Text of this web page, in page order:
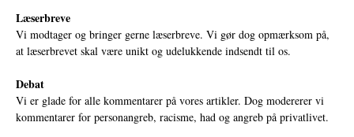
Læserbreve
Vi modtager og bringer gerne læserbreve. Vi gør dog opmærksom på,
at læserbrevet skal være unikt og udelukkende indsendt til os.
Debat
Vi er glade for alle kommentarer på vores artikler. Dog modererer vi
kommentarer for personangreb, racisme, had og angreb på privatlivet.